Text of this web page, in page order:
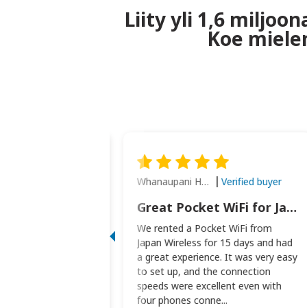
Liity yli 1,6
Koe
Whanaupani Henry Joseph Macown Verified buyer
Great Pocket WiFi for Japan Travel
We rented a Pocket WiFi from
Japan Wireless for 15 days and had
a great experience. It was very easy
to set up, and the connection
speeds were excellent even with
four phones conne...